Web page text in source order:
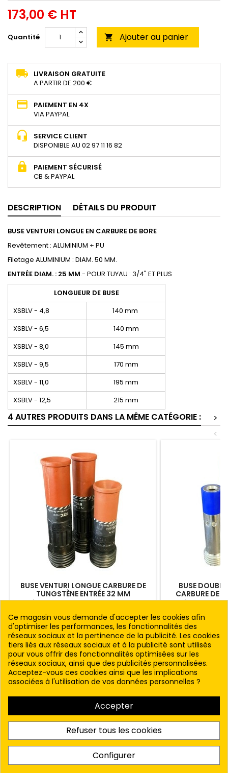
173,00 € HT
Quantité  Ajouter au panier
LIVRAISON GRATUITE
A PARTIR DE 200 €
PAIEMENT EN 4X
VIA PAYPAL
SERVICE CLIENT
DISPONIBLE AU 02 97 11 16 82
PAIEMENT SÉCURISÉ
CB & PAYPAL
DESCRIPTION DÉTAILS DU PRODUIT
BUSE VENTURI LONGUE EN CARBURE DE BORE
Revêtement : ALUMINIUM + PU
Filetage ALUMINIUM : DIAM. 50 MM.
ENTRÉE DIAM. : 25 MM.- POUR TUYAU : 3/4" ET PLUS
LONGUEUR DE BUSE
XSBLV - 4,8
140 mm
XSBLV - 6,5
140 mm
XSBLV - 8,0
145 mm
XSBLV - 9,5
170 mm
XSBLV - 11,0
195 mm
XSBLV - 12,5
215 mm
4 AUTRES PRODUITS DANS LA MÊME CATÉGORIE :
>
<
BUSE VENTURI LONGUE CARBURE DE
TUNGSTÈNE ENTRÉE 32 MM
Revêtement : PU Filetage P.U. : DIAM. 50
3/4" ET PLUS CHOISISSEZ LE DIAMETRE DE
VOTRE BUSE CI-DESSOUS
Prix
122,00 € HT
Voir le produit
BUSE
CARBURE DE
Revêtement :
25 MM.- POUR
CHOISISSEZ LE
CI-
Voir
PRODUITS 
NOTRE SOCIÉTÉ 
VOTRE COMPTE 
Ce magasin vous demande d'accepter les cookies afin
d'optimiser les performances, les fonctionnalités des
réseaux sociaux et la pertinence de la publicité. Les cookies
tiers liés aux réseaux sociaux et à la publicité sont utilisés
pour vous offrir des fonctionnalités optimisées sur les
réseaux sociaux, ainsi que des publicités personnalisées.
Acceptez-vous ces cookies ainsi que les implications
associées à l'utilisation de vos données personnelles ?
Accepter
Refuser tous les cookies
Configurer